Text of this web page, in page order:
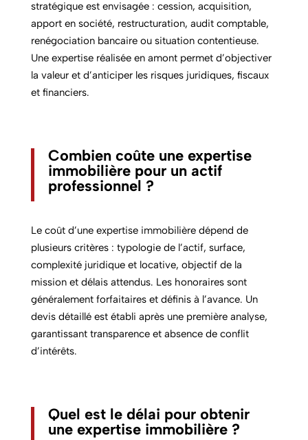
stratégique est envisagée : cession, acquisition,
apport en société, restructuration, audit comptable,
renégociation bancaire ou situation contentieuse.
Une expertise réalisée en amont permet d’objectiver
la valeur et d’anticiper les risques juridiques, fiscaux
et financiers.
Combien coûte une expertise
immobilière pour un actif
professionnel ?
Le coût d’une expertise immobilière dépend de
plusieurs critères : typologie de l’actif, surface,
complexité juridique et locative, objectif de la
mission et délais attendus. Les honoraires sont
généralement forfaitaires et définis à l’avance. Un
devis détaillé est établi après une première analyse,
garantissant transparence et absence de conflit
d’intérêts.
Quel est le délai pour obtenir
une expertise immobilière ?